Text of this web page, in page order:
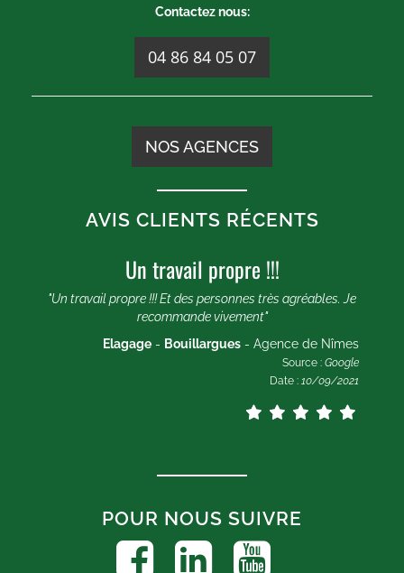
Contactez nous:
04 86 84 05 07
NOS AGENCES
AVIS CLIENTS RÉCENTS
Un travail propre !!!
"Un travail propre !!! Et des personnes très agréables. Je
recommande vivement"
Elagage - Bouillargues - Agence de Nîmes
Source : Google
Date : 10/09/2021
POUR NOUS SUIVRE